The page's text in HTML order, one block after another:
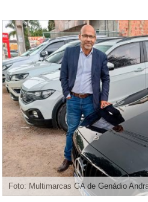
Foto: Multimarcas GA de Genádio